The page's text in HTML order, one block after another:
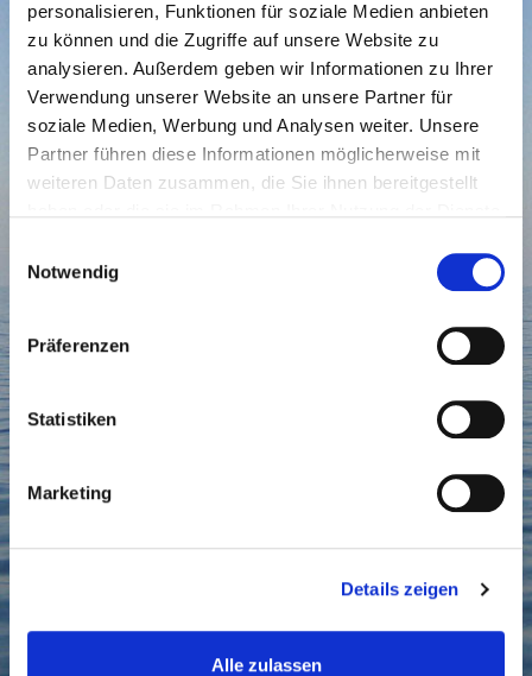
personalisieren, Funktionen für soziale Medien anbieten
zu können und die Zugriffe auf unsere Website zu
analysieren. Außerdem geben wir Informationen zu Ihrer
Verwendung unserer Website an unsere Partner für
soziale Medien, Werbung und Analysen weiter. Unsere
Partner führen diese Informationen möglicherweise mit
weiteren Daten zusammen, die Sie ihnen bereitgestellt
Notwendig
Präferenzen
Statistiken
Marketing
Details zeigen
Alle zulassen
Gesamtsumme (Stand 5.8.): 11075,50 Euro
Eintrittsgelder: 1.700 Euro
Spendenbox: 610 Euro
Spenden in Höhe von fast 8800 Euro
Danke an folgende Spender (Reihenfolge nach
Caroline Friedemann
Heribert & Ingrid Gier
Sandra Klotz
Dr. Walter Meeßen